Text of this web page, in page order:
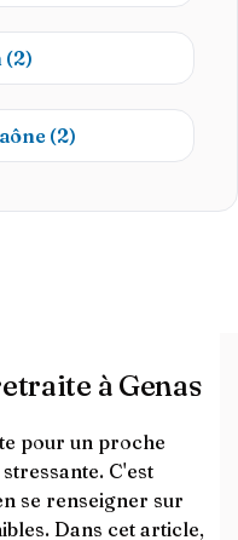
(2)
(2)
à Genas
pour un proche
C'est
se renseigner sur
Dans cet article,